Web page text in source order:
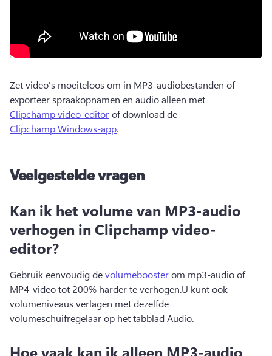
Zet video's moeiteloos om in MP3-audiobestanden of
exporteer spraakopnamen en audio alleen met
Clipchamp video-editor of download de
Clipchamp Windows-app.
Veelgestelde vragen
Kan ik het volume van MP3-audio
verhogen in Clipchamp video-
editor?
Gebruik eenvoudig de volumebooster om mp3-audio of
MP4-video tot 200% harder te verhogen.U kunt ook
volumeniveaus verlagen met dezelfde
volumeschuifregelaar op het tabblad Audio.
Hoe vaak kan ik alleen MP3-audio